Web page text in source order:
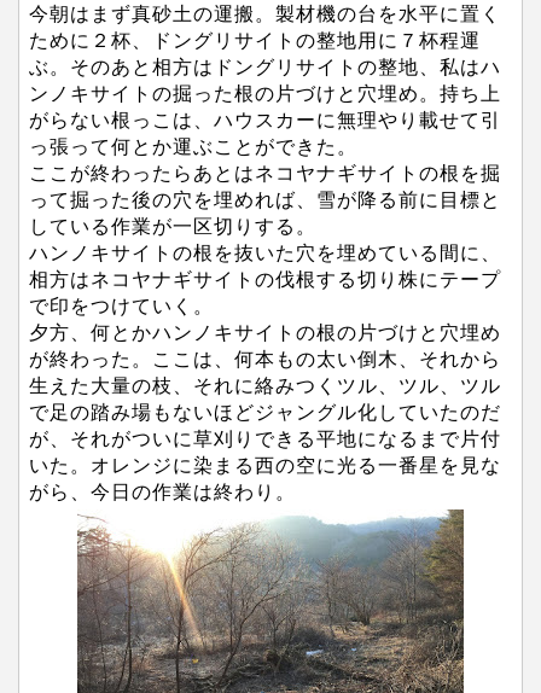
今朝はまず真砂土の運搬。製材機の台を水平に置く
ために２杯、ドングリサイトの整地用に７杯程運
ぶ。そのあと相方はドングリサイトの整地、私はハ
ンノキサイトの掘った根の片づけと穴埋め。持ち上
がらない根っこは、ハウスカーに無理やり載せて引
っ張って何とか運ぶことができた。
ここが終わったらあとはネコヤナギサイトの根を掘
って掘った後の穴を埋めれば、雪が降る前に目標と
している作業が一区切りする。
ハンノキサイトの根を抜いた穴を埋めている間に、
相方はネコヤナギサイトの伐根する切り株にテープ
で印をつけていく。
夕方、何とかハンノキサイトの根の片づけと穴埋め
が終わった。ここは、何本もの太い倒木、それから
生えた大量の枝、それに絡みつくツル、ツル、ツル
で足の踏み場もないほどジャングル化していたのだ
が、それがついに草刈りできる平地になるまで片付
いた。オレンジに染まる西の空に光る一番星を見な
がら、今日の作業は終わり。